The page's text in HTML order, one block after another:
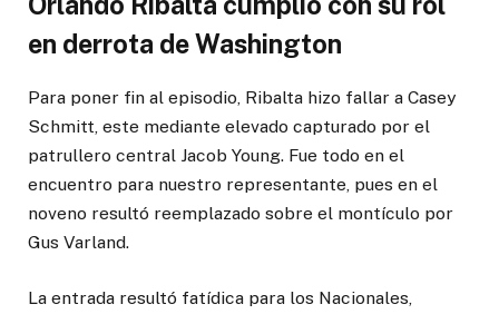
en derrota de Washington
Para poner fin al episodio, Ribalta hizo fallar a Casey
Schmitt, este mediante elevado capturado por el
patrullero central Jacob Young. Fue todo en el
encuentro para nuestro representante, pues en el
noveno resultó reemplazado sobre el montículo por
Gus Varland.
La entrada resultó fatídica para los Nacionales,